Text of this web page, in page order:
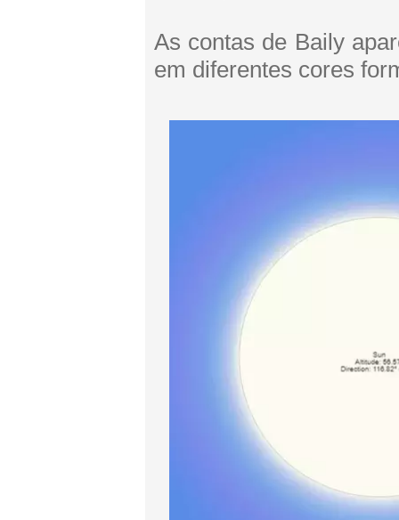
As contas de Baily
em diferentes cores